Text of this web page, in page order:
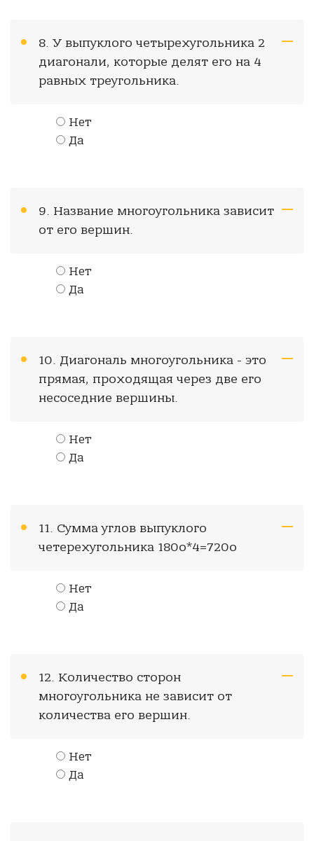
8. У выпуклого четырехугольника 2
диагонали, которые делят его на 4
равных треугольника.
Нет
Да
9. Название многоугольника зависит
от его вершин.
Нет
Да
10. Диагональ многоугольника - это
прямая, проходящая через две его
несоседние вершины.
Нет
Да
11. Сумма углов выпуклого
четерехугольника 180о*4=720о
Нет
Да
12. Количество сторон
многоугольника не зависит от
количества его вершин.
Нет
Да